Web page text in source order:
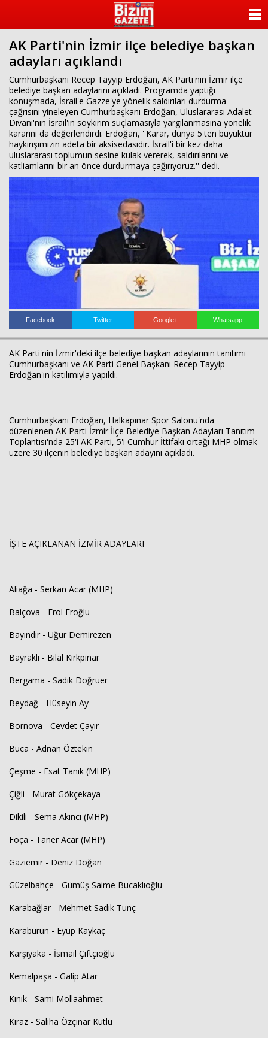
AK Parti'nin İzmir ilçe belediye başkan
adayları açıklandı
Cumhurbaşkanı Recep Tayyip Erdoğan, AK Parti'nin İzmir ilçe
belediye başkan adaylarını açıkladı. Programda yaptığı
konuşmada, İsrail'e Gazze'ye yönelik saldırıları durdurma
çağrısını yineleyen Cumhurbaşkanı Erdoğan, Uluslararası Adalet
Divanı'nın İsrail'in soykırım suçlamasıyla yargılanmasına yönelik
kararını da değerlendirdi. Erdoğan, ''Karar, dünya 5'ten büyüktür
haykırışımızın adeta bir aksisedasıdır. İsrail'i bir kez daha
uluslararası toplumun sesine kulak vererek, saldırılarını ve
katliamlarını bir an önce durdurmaya çağırıyoruz.'' dedi.
Facebook Twitter Google+ Whatsapp
AK Parti'nin İzmir'deki ilçe belediye başkan adaylarının tanıtımı
Cumhurbaşkanı ve AK Parti Genel Başkanı Recep Tayyip
Erdoğan'ın katılımıyla yapıldı.
Cumhurbaşkanı Erdoğan, Halkapınar Spor Salonu'nda
düzenlenen AK Parti İzmir İlçe Belediye Başkan Adayları Tanıtım
Toplantısı'nda 25'i AK Parti, 5'i Cumhur İttifakı ortağı MHP olmak
üzere 30 ilçenin belediye başkan adayını açıkladı.
İŞTE AÇIKLANAN İZMİR ADAYLARI
Aliağa - Serkan Acar (MHP)
Balçova - Erol Eroğlu
Bayındır - Uğur Demirezen
Bayraklı - Bilal Kırkpınar
Bergama - Sadık Doğruer
Beydağ - Hüseyin Ay
Bornova - Cevdet Çayır
Buca - Adnan Öztekin
Çeşme - Esat Tanık (MHP)
Çiğli - Murat Gökçekaya
Dikili - Sema Akıncı (MHP)
Foça - Taner Acar (MHP)
Gaziemir - Deniz Doğan
Güzelbahçe - Gümüş Saime Bucaklıoğlu
Karabağlar - Mehmet Sadık Tunç
Karaburun - Eyüp Kaykaç
Karşıyaka - İsmail Çiftçioğlu
Kemalpaşa - Galip Atar
Kınık - Sami Mollaahmet
Kiraz - Saliha Özçınar Kutlu
KATEGORİLER
ANKETLER
FOTO GALERİ
VİDEO GALERİ